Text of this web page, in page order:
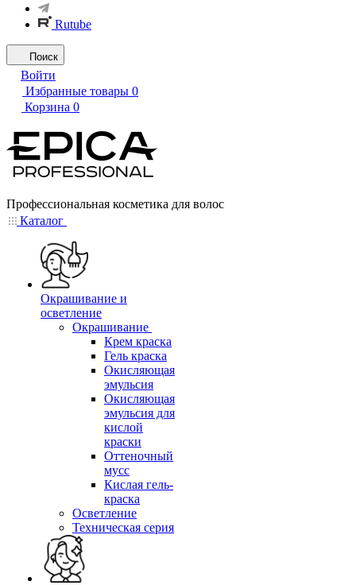
Rutube
Поиск
Войти
Избранные товары 0
Корзина 0
Профессиональная косметика для волос
Каталог
Окрашивание и
осветление
Окрашивание
Крем краска
Гель краска
Окисляющая
эмульсия
Окисляющая
эмульсия для
кислой
краски
Оттеночный
мусс
Кислая гель-
краска
Осветление
Техническая серия